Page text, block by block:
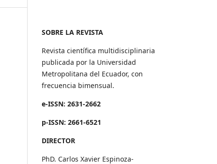
SOBRE LA REVISTA
Revista científica multidisciplinaria
publicada por la Universidad
Metropolitana del Ecuador, con
frecuencia bimensual.
e-ISSN: 2631-2662
p-ISSN: 2661-6521
DIRECTOR
PhD. Carlos Xavier Espinoza-